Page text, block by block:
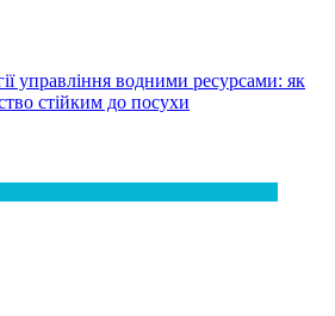
управління водними ресурсами: як
стійким до посухи